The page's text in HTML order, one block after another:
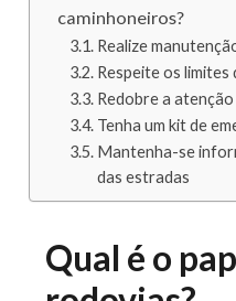
caminhoneiros?
Realize
Respeite os limites
Redobre a
Tenha um kit de
Mantenha-se
das estradas
Qual é o